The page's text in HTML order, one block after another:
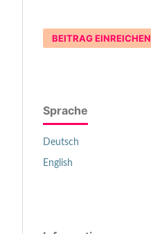
BEITRAG EINREICHEN
Sprache
Deutsch
English